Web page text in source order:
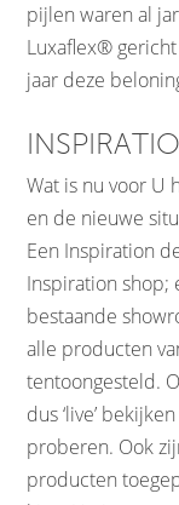
pijlen waren al
Luxaflex®
jaar deze
Wat is nu voor U
en de nieuwe
Een Inspiration
Inspiration shop;
bestaande
alle producten
tentoongesteld.
dus ‘live’
proberen. Ook
producten